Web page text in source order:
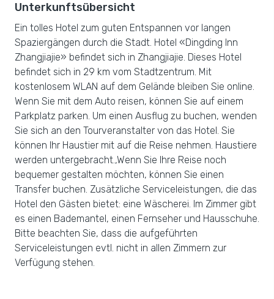
Unterkunftsübersicht
Ein tolles Hotel zum guten Entspannen vor langen
Spaziergängen durch die Stadt. Hotel «Dingding Inn
Zhangjiajie» befindet sich in Zhangjiajie. Dieses Hotel
befindet sich in 29 km vom Stadtzentrum. Mit
kostenlosem WLAN auf dem Gelände bleiben Sie online.
Wenn Sie mit dem Auto reisen, können Sie auf einem
Parkplatz parken. Um einen Ausflug zu buchen, wenden
Sie sich an den Tourveranstalter von das Hotel. Sie
können Ihr Haustier mit auf die Reise nehmen. Haustiere
werden untergebracht.,Wenn Sie Ihre Reise noch
bequemer gestalten möchten, können Sie einen
Transfer buchen. Zusätzliche Serviceleistungen, die das
Hotel den Gästen bietet: eine Wäscherei. Im Zimmer gibt
es einen Bademantel, einen Fernseher und Hausschuhe.
Bitte beachten Sie, dass die aufgeführten
Serviceleistungen evtl. nicht in allen Zimmern zur
Verfügung stehen.